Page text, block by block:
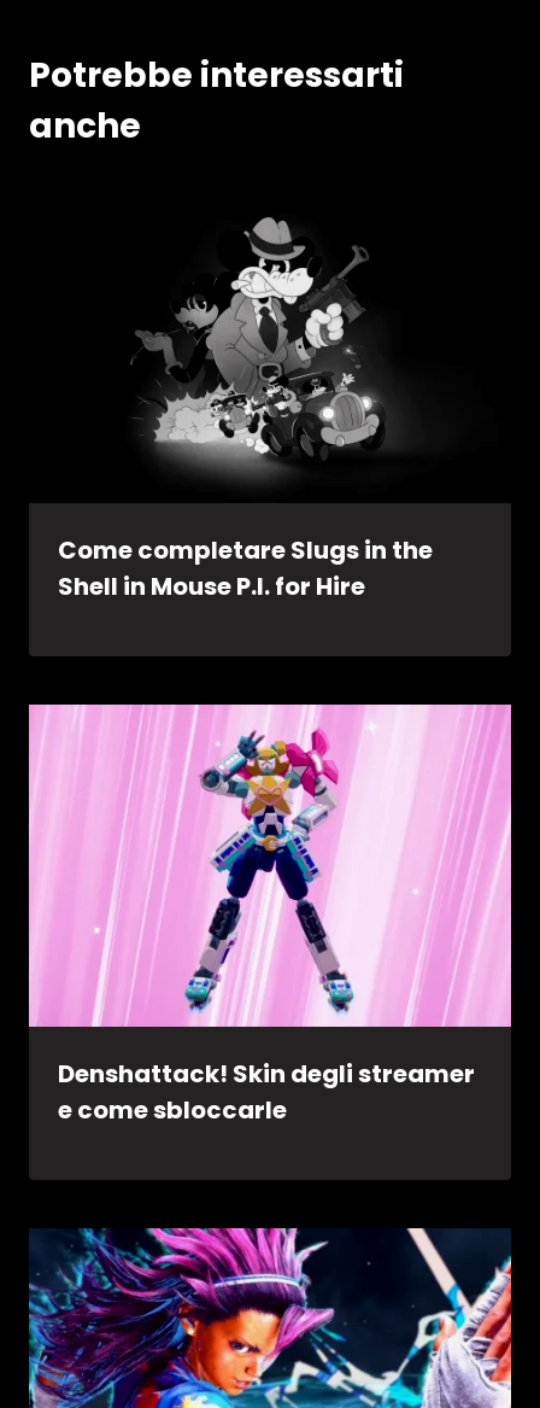
Potrebbe interessarti
anche
Come completare Slugs in the
Shell in Mouse P.I. for Hire
Denshattack! Skin degli streamer
e come sbloccarle